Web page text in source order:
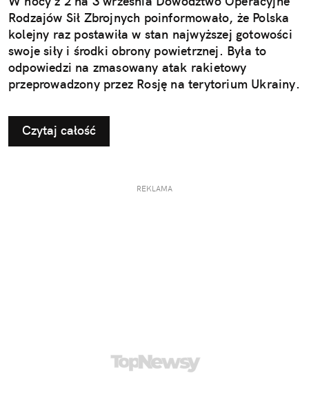
Rodzajów Sił Zbrojnych poinformowało, że Polska
kolejny raz postawiła w stan najwyższej gotowości
swoje siły i środki obrony powietrznej. Była to
odpowiedzi na zmasowany atak rakietowy
przeprowadzony przez Rosję na terytorium Ukrainy.
Czytaj całość
REKLAMA